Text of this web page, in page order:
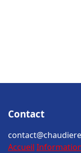
Contact
Accueil